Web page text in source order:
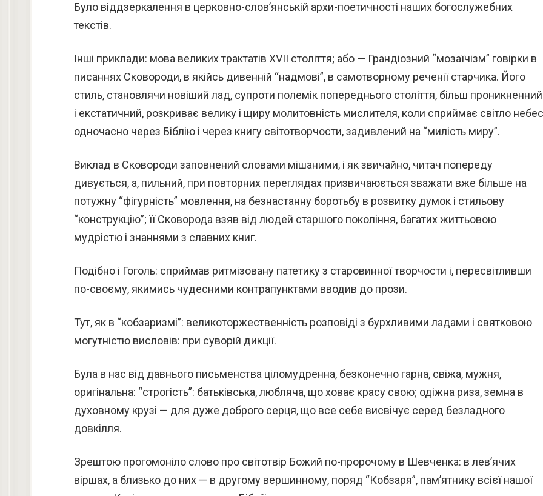
Було віддзеркалення в церковно-слов’янській архи-поетичності наших богослужебних
текстів.
Інші приклади: мова великих трактатів XVII століття; або — Грандіозний “мозаїчізм” говірки в
писаннях Сковороди, в якійсь дивенній “надмові”, в самотворному реченії старчика. Його
стиль, становлячи новіший лад, супроти полемік попереднього століття, більш проникненний
і екстатичний, розкриває велику і щиру молитовність мислителя, коли сприймає світло небес
одночасно через Біблію і через книгу світотворчости, задивлений на “милість миру”.
Виклад в Сковороди заповнений словами мішаними, і як звичайно, читач попереду
дивується, а, пильний, при повторних переглядах призвичаюється зважати вже більше на
потужну “фігурність” мовлення, на безнастанну боротьбу в розвитку думок і стильову
“конструкцію”; її Сковорода взяв від людей старшого покоління, багатих життьовою
мудрістю і знаннями з славних книг.
Подібно і Гоголь: сприймав ритмізовану патетику з старовинної творчости і, пересвітливши
по-своєму, якимись чудесними контрапунктами вводив до прози.
Тут, як в “кобзаризмі”: великоторжественність розповіді з бурхливими ладами і святковою
могутністю висловів: при суворій дикції.
Була в нас від давнього письменства ціломудренна, безконечно гарна, свіжа, мужня,
оригінальна: “строгість”: батьківська, любляча, що ховає красу свою; одіжна риза, земна в
духовному крузі — для дуже доброго серця, що все себе висвічує серед безладного
довкілля.
Зрештою прогомоніло слово про світотвір Божий по-пророчому в Шевченка: в лев’ячих
віршах, а близько до них — в другому вершинному, поряд “Кобзаря”, пам’ятнику всієї нашої